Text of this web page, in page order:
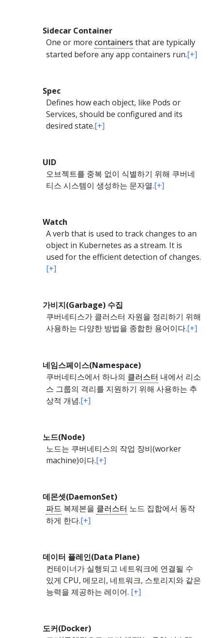
Sidecar Container
One or morecontainers that are typically
started before any app containers run.[+]
Spec
Defines how each object, like Pods or
Services, should be configured and its
desired state.[+]
UID
오브젝트를 중복 없이 식별하기 위해 쿠버네
티스 시스템이 생성하는 문자열.[+]
Watch
A verb that is used to track changes to an
object in Kubernetes as a stream. It is
used for the efficient detection of changes.
[+]
가비지(Garbage) 수집
쿠버네티스가 클러스터 자원을 정리하기 위해
사용하는 다양한 방법을 종합한 용어이다.[+]
네임스페이스(Namespace)
쿠버네티스에서 하나의 클러스터 내에서 리소
스 그룹의 격리를 지원하기 위해 사용하는 추
상적 개념.[+]
노드(Node)
노드는 쿠버네티스의 작업 장비(worker
machine)이다.[+]
데몬셋(DaemonSet)
파드 복제본을 클러스터 노드 집합에서 동작
하게 한다.[+]
데이터 플레인(Data Plane)
컨테이너가 실행되고 네트워크에 연결될 수
있게 CPU, 메모리, 네트워크, 스토리지와 같은
능력을 제공하는 레이어. [+]
도커(Docker)